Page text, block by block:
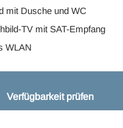
mit Dusche und WC
TV mit SAT-Empfang
WLAN
Verfügbarkeit prüfen